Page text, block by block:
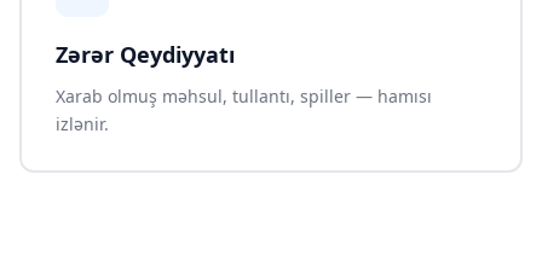
Zərər Qeydiyyatı
Xarab olmuş məhsul, tullantı, spiller — hamısı
izlənir.